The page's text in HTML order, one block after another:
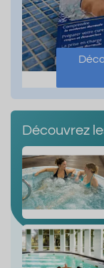
Découvrez